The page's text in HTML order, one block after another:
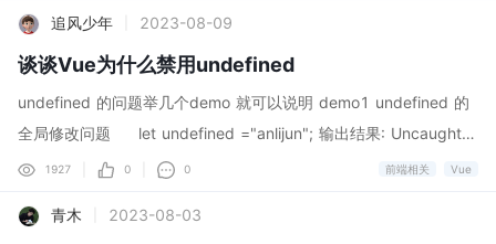
具...
yncComponent.vue'), }, mixins:
本 1 开始可用，您很可能已经熟悉它。一切都在对象内声明，数据
在幕后由 Vue 响应。它不是那么灵活，因为它使用 mixin 来共享行
为。 <script import TheComponent from './components/TheCo
mponent.vue' import componentMixin from './mixins/componen
yncComponent.vue'), }, mixins:
追风少年 2023-08-09
谈谈Vue为什么禁用undefined
undefined 的问题举几个demo 就可以说明 demo1 undefined 的
全局修改问题 let undefined ="anlijun"; 输出结果: Uncaught S
yntaxError: Identifier 'undefined' has already been declared 解
全局已经有这个变量了所以声明会报错 //众所周知var可以
1927 0 0 前端相关 Vue
青木 2023-08-03